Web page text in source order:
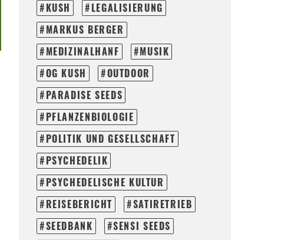
KUSH
LEGALISIERUNG
MARKUS BERGER
MEDIZINALHANF
MUSIK
OG KUSH
OUTDOOR
PARADISE SEEDS
PFLANZENBIOLOGIE
POLITIK UND GESELLSCHAFT
PSYCHEDELIK
PSYCHEDELISCHE KULTUR
REISEBERICHT
SATIRETRIEB
SEEDBANK
SENSI SEEDS